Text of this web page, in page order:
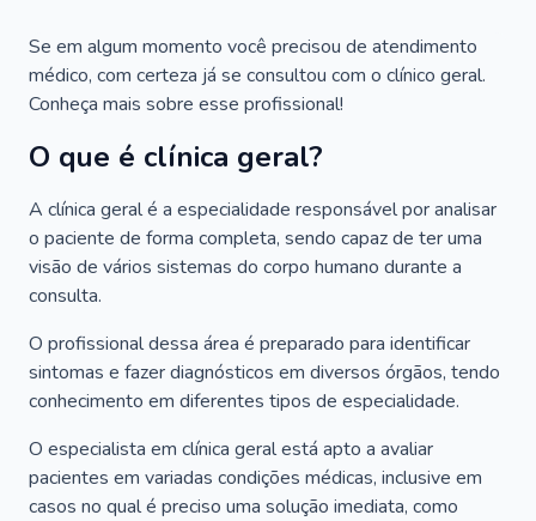
Se em algum momento você precisou de atendimento
médico, com certeza já se consultou com o clínico geral.
Conheça mais sobre esse profissional!
O que é clínica geral?
A clínica geral é a especialidade responsável por analisar
o paciente de forma completa, sendo capaz de ter uma
visão de vários sistemas do corpo humano durante a
consulta.
O profissional dessa área é preparado para identificar
sintomas e fazer diagnósticos em diversos órgãos, tendo
conhecimento em diferentes tipos de especialidade.
O especialista em clínica geral está apto a avaliar
pacientes em variadas condições médicas, inclusive em
casos no qual é preciso uma solução imediata, como